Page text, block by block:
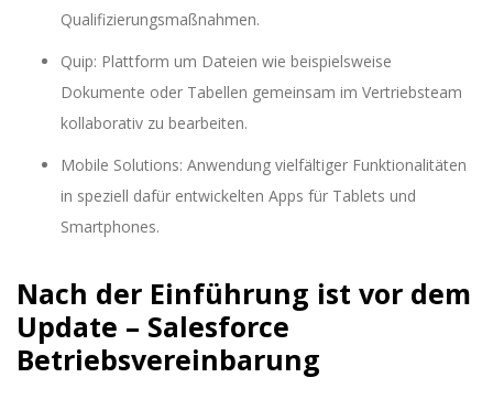
Qualifizierungsmaßnahmen.
Quip: Plattform um Dateien wie beispielsweise
Dokumente oder Tabellen gemeinsam im Vertriebsteam
kollaborativ zu bearbeiten.
Mobile Solutions: Anwendung vielfältiger Funktionalitäten
in speziell dafür entwickelten Apps für Tablets und
Smartphones.
Nach der Einführung ist vor dem
Update – Salesforce
Betriebsvereinbarung